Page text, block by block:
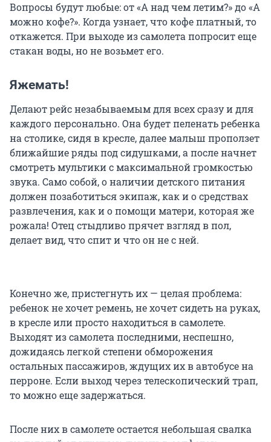
Вопросы будут любые: от «А над чем летим?» до «А
можно кофе?». Когда узнает, что кофе платный, то
откажется. При выходе из самолета попросит еще
стакан воды, но не возьмет его.
Яжемать!
Делают рейс незабываемым для всех сразу и для
каждого персонально. Она будет пеленать ребенка
на столике, сидя в кресле, далее малыш проползет
ближайшие ряды под сидушками, а после начнет
смотреть мультики с максимальной громкостью
звука. Само собой, о наличии детского питания
должен позаботиться экипаж, как и о средствах
развлечения, как и о помощи матери, которая же
рожала! Отец стыдливо прячет взгляд в пол,
делает вид, что спит и что он не с ней.
Конечно же, пристегнуть их — целая проблема:
ребенок не хочет ремень, не хочет сидеть на руках,
в кресле или просто находиться в самолете.
Выходят из самолета последними, неспешно,
дожидаясь легкой степени обморожения
остальных пассажиров, ждущих их в автобусе на
перроне. Если выход через телескопический трап,
то можно еще задержаться.
После них в самолете остается небольшая свалка